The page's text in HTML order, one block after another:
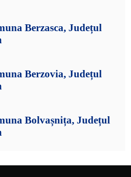
Berzasca, Județul
Berzovia, Județul
Bolvașnița, Județul